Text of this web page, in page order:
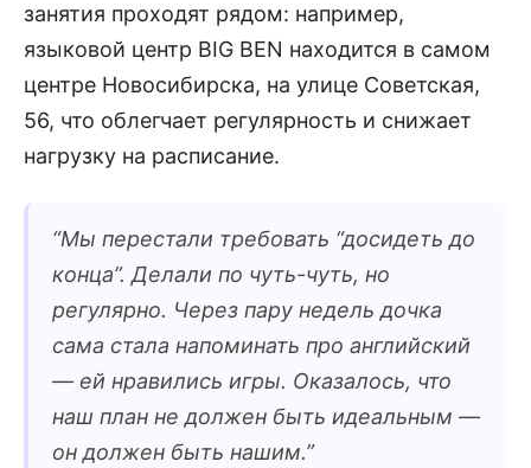
занятия проходят рядом: например,
языковой центр BIG BEN находится в самом
центре Новосибирска, на улице Советская,
56, что облегчает регулярность и снижает
нагрузку на расписание.
“Мы перестали требовать “досидеть до
конца”. Делали по чуть-чуть, но
регулярно. Через пару недель дочка
сама стала напоминать про английский
— ей нравились игры. Оказалось, что
наш план не должен быть идеальным —
он должен быть нашим.”